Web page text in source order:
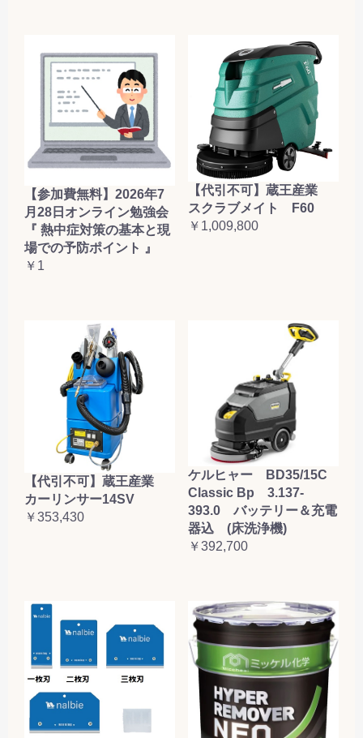
【参加費無料】2026年7
月28日オンライン勉強会
『 熱中症対策の基本と現
場での予防ポイント 』
￥1
【代引不可】蔵王産業
スクラブメイト F60
￥1,009,800
【代引不可】蔵王産業
カーリンサー14SV
￥353,430
ケルヒャー BD35/15C
Classic Bp 3.137-
393.0 バッテリー＆充電
器込 (床洗浄機)
￥392,700